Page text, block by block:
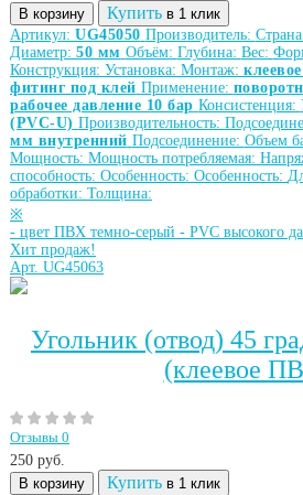
В корзину
Купить в 1 клик
Артикул: UG45050 Производитель:
Диаметр: 50 мм Объём: Глубина: Вес:
Конструкция: Установка: Монтаж:
фитинг под клей Применение:
рабочее давление 10 бар Консистенция:
(PVC-U) Производительность:
мм внутренний Подсоединение: Объем
Мощность: Мощность потребляемая:
способность: Особенность: Особенность:
обработки: Толщина:
※
- цвет ПВХ темно-серый - PVC высокого
Хит продаж!
Арт. UG45063
Угольник (отвод) 45
(клеевое
Отзывы 0
250 руб.
В корзину
Купить в 1 клик